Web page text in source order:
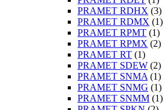
PRAMET RDHX (3)
PRAMET RDMX (1)
PRAMET RPMT (1)
PRAMET RPMX (2)
PRAMET RT (1)
PRAMET SDEW (2)
PRAMET SNMA (1)
PRAMET SNMG (1)
PRAMET SNMM (1)